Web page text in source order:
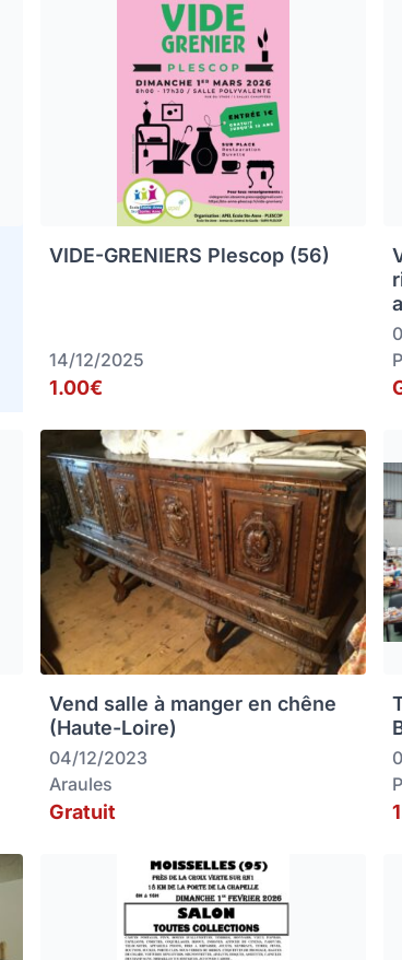
VIDE-GRENIERS Plescop (56)
14/12/2025
1.00€
Vend salle à manger en chêne
(Haute-Loire)
04/12/2023
Araules
Gratuit